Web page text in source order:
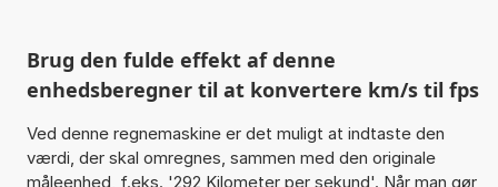
Brug den fulde effekt af denne
enhedsberegner til at konvertere km/s til fps
Ved denne regnemaskine er det muligt at indtaste den
værdi, der skal omregnes, sammen med den originale
måleenhed, f.eks. '292 Kilometer per sekund'. Når man gør